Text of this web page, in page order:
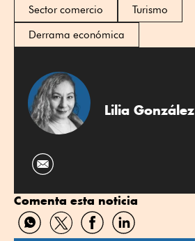
Sector comercio
Turismo
Derrama económica
Lilia González
Comenta esta noticia
CompartirCompartirCompartirCompartir